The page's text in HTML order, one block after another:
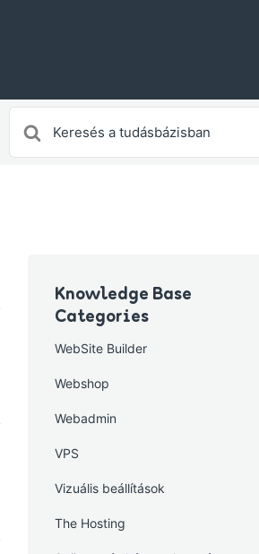
For
Knowledge Base
Categories
WebSite Builder
Webshop
Webadmin
VPS
Vizuális beállítások
The Hosting